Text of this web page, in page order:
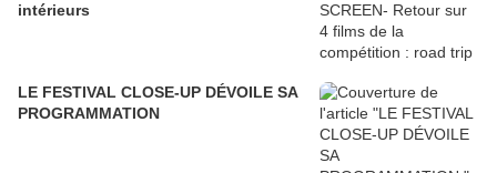
intérieurs
LE FESTIVAL CLOSE-UP DÉVOILE SA
PROGRAMMATION